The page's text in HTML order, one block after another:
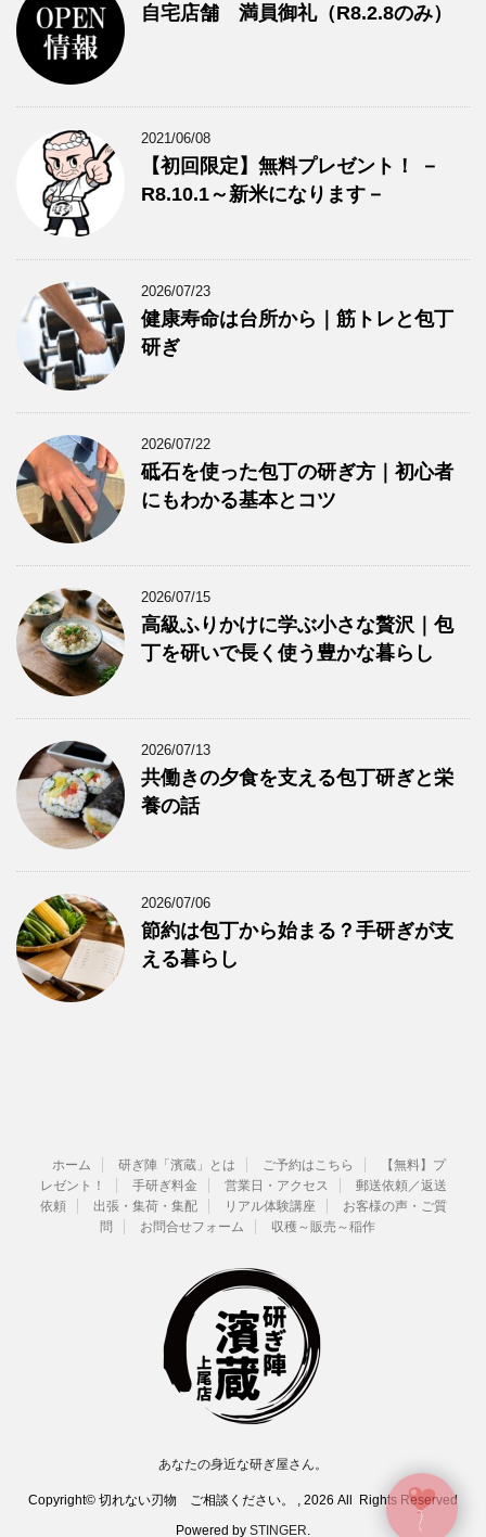
自宅店舗 満員御礼（R8.2.8のみ）
2021/06/08
【初回限定】無料プレゼント！ －
R8.10.1～新米になります－
2026/07/23
健康寿命は台所から｜筋トレと包丁
研ぎ
2026/07/22
砥石を使った包丁の研ぎ方｜初心者
にもわかる基本とコツ
2026/07/15
高級ふりかけに学ぶ小さな贅沢｜包
丁を研いで長く使う豊かな暮らし
2026/07/13
共働きの夕食を支える包丁研ぎと栄
養の話
2026/07/06
節約は包丁から始まる？手研ぎが支
える暮らし
ホーム 研ぎ陣「濱蔵」とは ご予約はこちら
【無料】プ
レゼント！
手研ぎ料金 営業日・アクセス
郵送依頼／返送
依頼
出張・集荷・集配 リアル体験講座
お客様の声・ご質
問
お問合せフォーム 収穫～販売～稲作
あなたの身近な研ぎ屋さん。
Copyright© 切れない刃物 ご相談ください。 , 2026 All Rights Reserved
Powered by STINGER.